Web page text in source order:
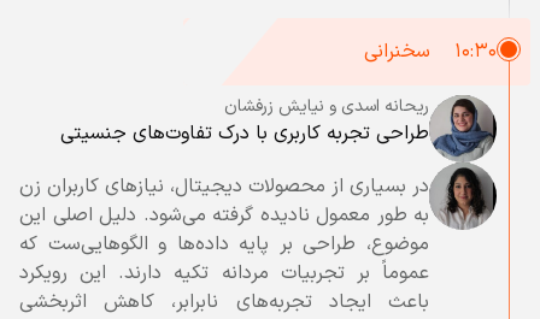
۱۰:۳۰ سخنرانی
ریحانه اسدی و نیایش زرفشان
طراحی تجربه کاربری با درک تفاوت‌های جنسیتی
در بسیاری از محصولات دیجیتال، نیازهای کاربران زن
به طور معمول نادیده گرفته می‌شود. دلیل اصلی این
موضوع، طراحی بر پایه داده‌ها و الگوهایی‌ست که
عموماً بر تجربیات مردانه تکیه دارند. این رویکرد
باعث ایجاد تجربه‌های نابرابر، کاهش اثربخشی